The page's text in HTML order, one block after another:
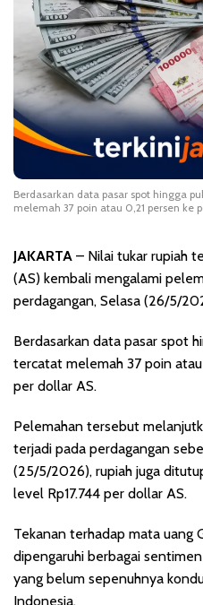
Berdasarkan data pasar spot hingga
melemah 37 poin atau 0,21 persen ke
JAKARTA – Nilai tukar rupiah
(AS) kembali mengalami
perdagangan, Selasa (26/5/
Berdasarkan data pasar spot
tercatat melemah 37 poin atau
per dollar AS.
Pelemahan tersebut
terjadi pada perdagangan
(25/5/2026), rupiah juga
level Rp17.744 per dollar AS.
Tekanan terhadap mata uang
dipengaruhi berbagai
yang belum sepenuhnya
Indonesia.